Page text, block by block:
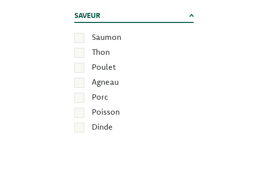
SAVEUR
Saumon
Thon
Poulet
Agneau
Porc
Poisson
Dinde